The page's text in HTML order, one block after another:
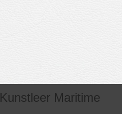
Kunstleer Maritime